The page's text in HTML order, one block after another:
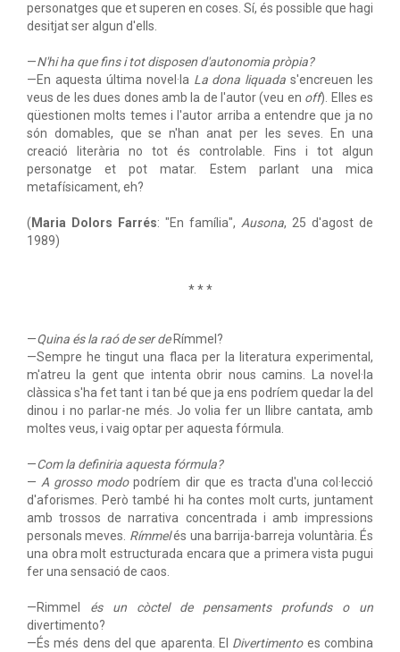
personatges que et superen en coses. Sí, és possible que hagi
desitjat ser algun d'ells.
—N'hi ha que fins i tot disposen d'autonomia pròpia?
—En aquesta última novel·la La dona liquada s'encreuen les
veus de les dues dones amb la de l'autor (veu en off). Elles es
qüestionen molts temes i l'autor arriba a entendre que ja no
són domables, que se n'han anat per les seves. En una
creació literària no tot és controlable. Fins i tot algun
personatge et pot matar. Estem parlant una mica
metafísicament, eh?
( Maria Dolors Farrés: "En família", Ausona, 25 d'agost de
1989)
* * *
—Quina és la raó de ser de Rímmel?
—Sempre he tingut una flaca per la literatura experimental,
m'atreu la gent que intenta obrir nous camins. La novel·la
clàssica s'ha fet tant i tan bé que ja ens podríem quedar la del
dinou i no parlar-ne més. Jo volia fer un llibre cantata, amb
moltes veus, i vaig optar per aquesta fórmula.
—Com la definiria aquesta fórmula?
— A grosso modopodríem dir que es tracta d'una col·lecció
d'aforismes. Però també hi ha contes molt curts, juntament
amb trossos de narrativa concentrada i amb impressions
personals meves. Rímmelés una barrija-barreja voluntària. És
una obra molt estructurada encara que a primera vista pugui
fer una sensació de caos.
—Rimmel és un còctel de pensaments profunds o un
divertimento?
—És més dens del que aparenta. El Divertimentoes combina